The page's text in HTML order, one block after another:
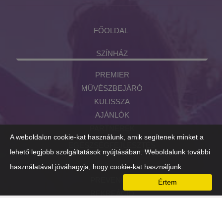
FŐOLDAL
SZÍNHÁZ
PREMIER
MŰVÉSZBEJÁRÓ
KULISSZA
AJÁNLÓK
RÓLUNK
REKREÁCIÓ
A weboldalon cookie-kat használunk, amik segítenek minket a
lehető legjobb szolgáltatások nyújtásában. Weboldalunk további
használatával jóváhagyja, hogy cookie-kat használjunk.
Értem